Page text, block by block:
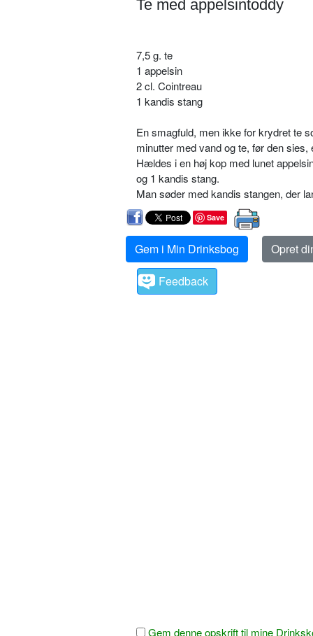
Te med appelsintoddy
7,5 g. te
1 appelsin
2 cl. Cointreau
1 kandis stang
En smagfuld, men ikke for krydret te
minutter med vand og te, før den
Hældes i en høj kop med lunet
og 1 kandis stang.
Man søder med kandis stangen, der
Save
Gem i Min Drinksbog
Opret
Feedback
Gem denne opskrift til mine